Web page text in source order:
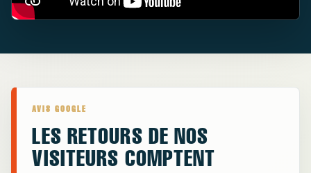
AVIS GOOGLE
LES RETOURS DE NOS
VISITEURS COMPTENT